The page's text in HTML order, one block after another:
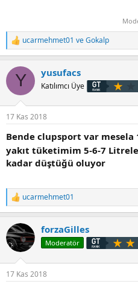
T
e
k
l
:
ucarmehmet01 veGokalp
Y yusufacs
Katılımcı Üye
17 Kas 2018
Bende clupsport var mesela
yakıt tüketimim 5-6-7
kadar düştüğü oluyor
T
e
k
i
l
:
ucarmehmet01
forzaGilles
Moderatör
17 Kas 2018